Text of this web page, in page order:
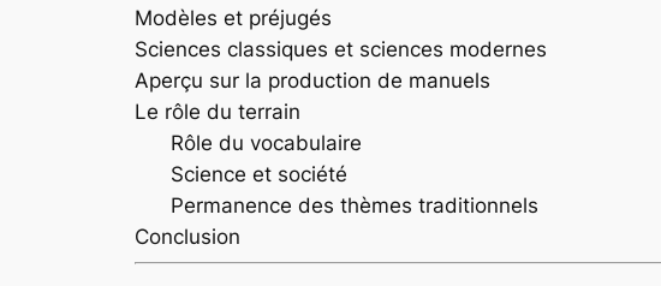
Modèles et préjugés
Sciences classiques et sciences modernes
Aperçu sur la production de manuels
Le rôle du terrain
Rôle du vocabulaire
Science et société
Permanence des thèmes traditionnels
Conclusion